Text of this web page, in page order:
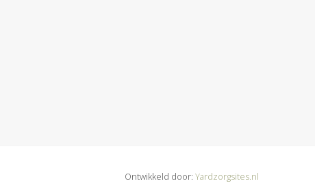
Ontwikkeld door: Yardzorgsites.nl